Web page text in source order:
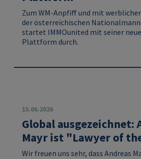
Zum WM‑Anpfiff und mit
der österreichischen
startet IMMOunited mit seiner
Plattform durch.
15.06.2026
Global ausgezeichnet:
Mayr ist "Lawyer of
Wir freuen uns sehr, dass Andreas